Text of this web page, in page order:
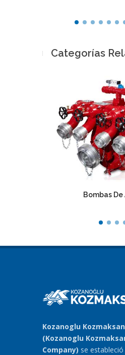
Categorías
Bombas De
Kozanoglu
(Kozanoglu
Company) se